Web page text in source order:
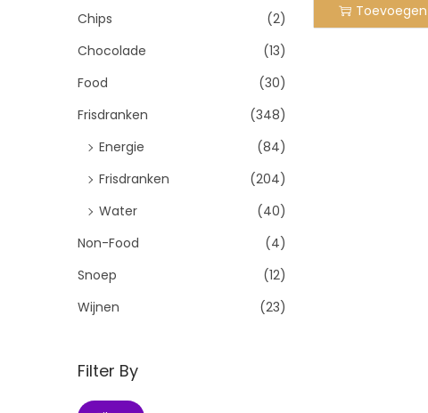
Chips
(2)
Chocolade
(13)
Food
(30)
Frisdranken
(348)
Energie
(84)
Frisdranken
(204)
Water
(40)
Non-Food
(4)
Snoep
(12)
Wijnen
(23)
Filter By